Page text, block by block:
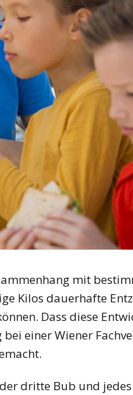
mit
Kilos dauerhafte
Dass diese
einer Wiener
dritte Bub und